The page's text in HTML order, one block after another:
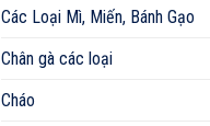
Các Loại Mì, Miến, Bánh Gạo
Chân gà các loại
Cháo